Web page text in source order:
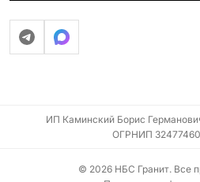
ИП Каминский Борис
ОГРНИП
© 2026 НБС Гранит. Все